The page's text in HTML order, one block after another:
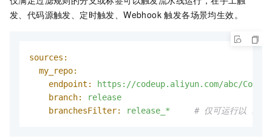
发、代码源触发、定时触发、Webhook 触发各场景均生效。
sources:
my_repo:
endpoint:
https://codeup.aliyun.com/abc/
branch:
release
branchesFilter:
release_* # 仅可运行以